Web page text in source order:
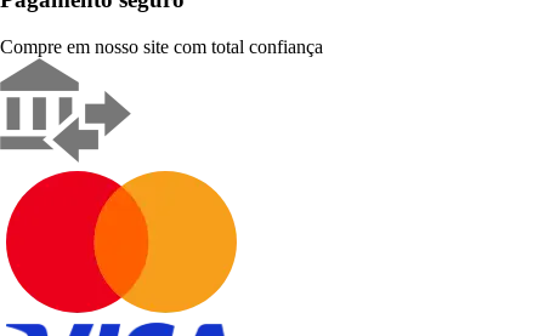
Compre em nosso site com total confiança